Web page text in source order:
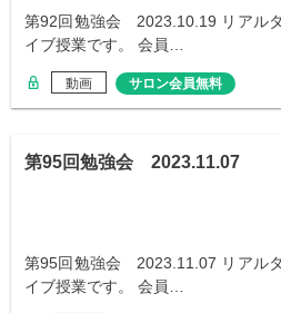
第92回勉強会 2023.10.19 リアル
イブ授業です。 会員…
動画 サロン会員無料
第95回勉強会 2023.11.07
第95回勉強会 2023.11.07 リアル
イブ授業です。 会員…